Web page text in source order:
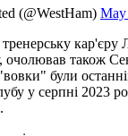
(@WestHam) May
кар'єру
очолював також
були
у серпні 2023